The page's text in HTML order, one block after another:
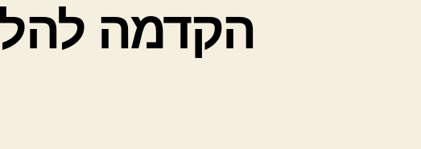
הקדמה